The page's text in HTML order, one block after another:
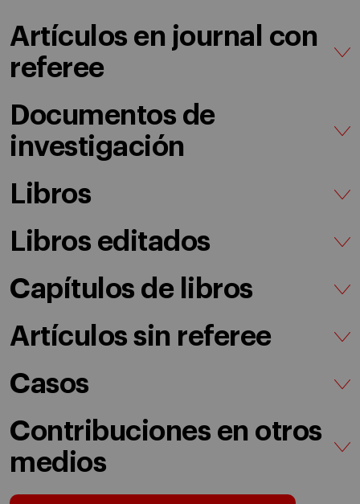
Artículos en journal con
referee
Documentos de
investigación
Libros
Libros editados
Capítulos de libros
Artículos sin referee
Casos
Contribuciones en otros
medios